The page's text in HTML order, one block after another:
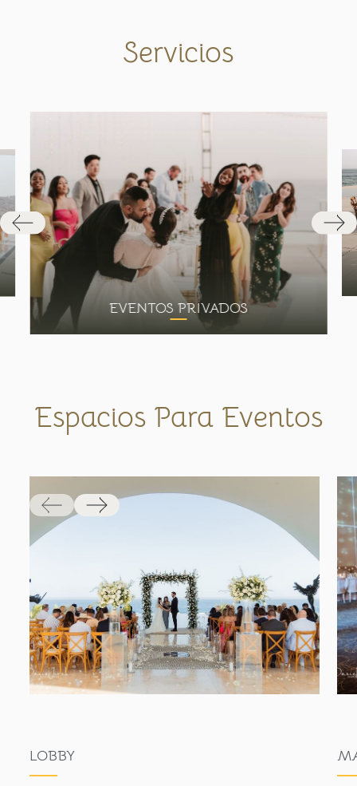
Servicios
EVENTOS PRIVADOS
Espacios Para Eventos
LOBBY